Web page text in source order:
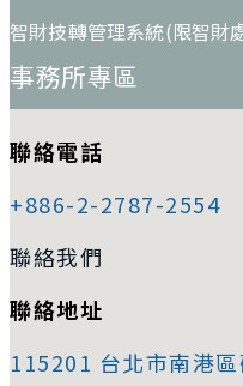
智財技轉管理系統(限智財
事務所專區
聯絡電話
+886-2-2787-2554
聯絡我們
聯絡地址
115201 台北市南港